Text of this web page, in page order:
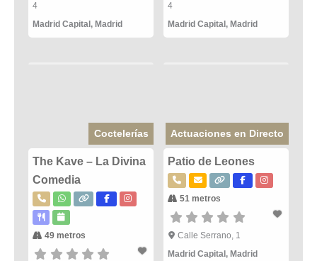
4
Madrid Capital , Madrid
4
Madrid Capital , Madrid
Coctelerías
The Kave – La Divina
Comedia
49 metros
Actuaciones en Directo
Patio de Leones
51 metros
Calle Serrano, 1
Madrid Capital,Madrid